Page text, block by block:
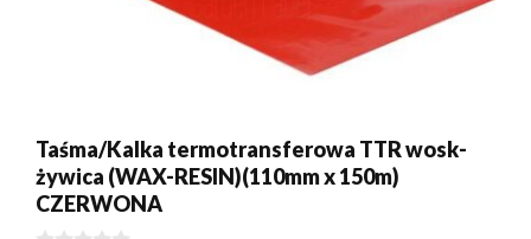
Taśma/Kalka termotransferowa TTR wosk-
żywica (WAX-RESIN)(110mm x 150m)
CZERWONA